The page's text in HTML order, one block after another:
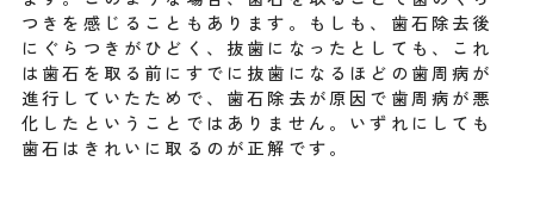
つきを感じることもあります。もしも、歯石除去後
にぐらつきがひどく、抜歯になったとしても、これ
は歯石を取る前にすでに抜歯になるほどの歯周病が
進行していたためで、歯石除去が原因で歯周病が悪
化したということではありません。いずれにしても
歯石はきれいに取るのが正解です。